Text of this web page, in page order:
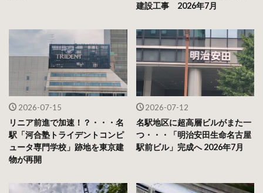
建設工事 2026年7月
2026-07-15
リニア前進で加速！？・・・名
駅「河合塾トライデントコンピ
ュータ専門学校」跡地を東京建
物が再開
2026-07-12
名駅地区に超高層ビルがまた一
つ・・・「明治安田生命名古屋
駅前ビル」完成へ 2026年7月